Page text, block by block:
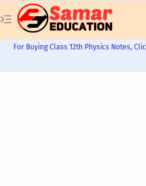
For Buying Class 12th Physics Notes,